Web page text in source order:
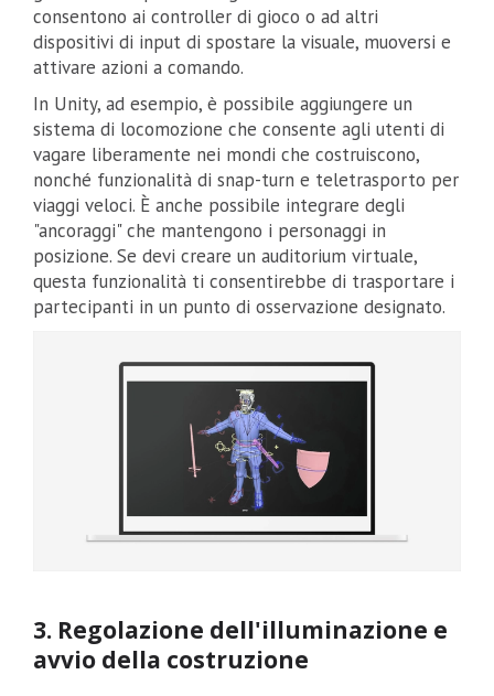
consentono ai controller di gioco o ad altri
dispositivi di input di spostare la visuale, muoversi e
attivare azioni a comando.
In Unity, ad esempio, è possibile aggiungere un
sistema di locomozione che consente agli utenti di
vagare liberamente nei mondi che costruiscono,
nonché funzionalità di snap-turn e teletrasporto per
viaggi veloci. È anche possibile integrare degli
"ancoraggi" che mantengono i personaggi in
posizione. Se devi creare un auditorium virtuale,
questa funzionalità ti consentirebbe di trasportare i
partecipanti in un punto di osservazione designato.
3. Regolazione dell'illuminazione e
avvio della costruzione